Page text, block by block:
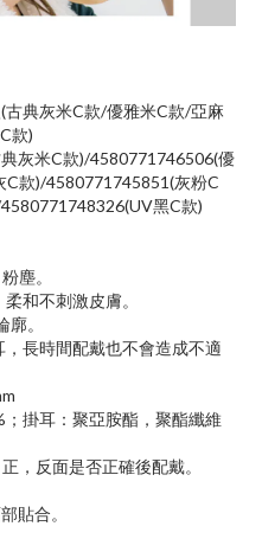
古典灰米C款/優雅米C款/亞麻
款)
灰米C款)/4580771746506(優
款)/4580771745851(灰粉C
黑C款)
塵。
不刺激皮膚。
。
時間配戴也不會造成不適
；掛耳：聚亞胺酯，聚酯纖維
，反面是否正確後配戴。
合。